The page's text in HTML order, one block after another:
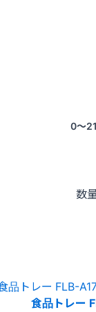
0〜
数
食品トレー